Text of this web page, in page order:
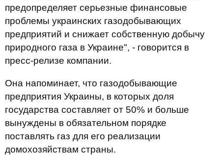
предопределяет серьезные финансовые
проблемы украинских газодобывающих
предприятий и снижает собственную добычу
природного газа в Украине", - говорится в
пресс-релизе компании.
Она напоминает, что газодобывающие
предприятия Украины, в которых доля
государства составляет от 50% и больше
вынуждены в обязательном порядке
поставлять газ для его реализации
домохозяйствам страны.